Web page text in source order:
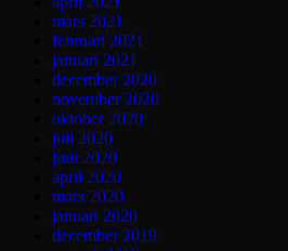
mars 2021
februari 2021
januari 2021
december 2020
november 2020
oktober 2020
juli 2020
juni 2020
april 2020
mars 2020
januari 2020
december 2019